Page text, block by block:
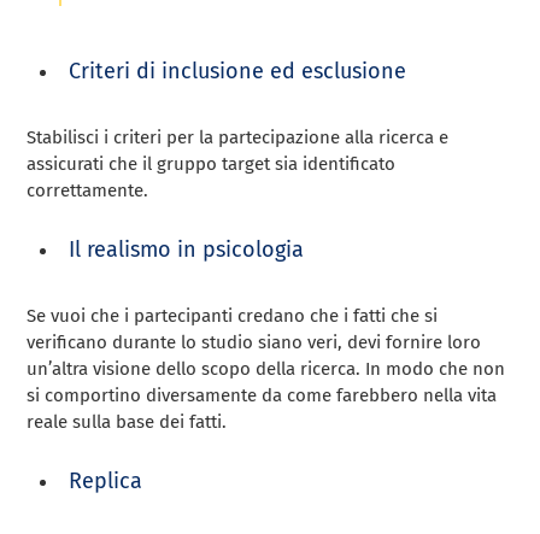
Criteri di inclusione ed esclusione
Stabilisci i criteri per la partecipazione alla ricerca e
assicurati che il gruppo target sia identificato
correttamente.
Il realismo in psicologia
Se vuoi che i partecipanti credano che i fatti che si
verificano durante lo studio siano veri, devi fornire loro
un’altra visione dello scopo della ricerca. In modo che non
si comportino diversamente da come farebbero nella vita
reale sulla base dei fatti.
Replica